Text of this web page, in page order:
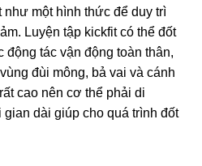
như một hình thức để duy trì
Luyện tập kickfit có thể đốt
động tác vận động toàn thân,
đùi mông, bả vai và cánh
cao nên cơ thể phải di
dài giúp cho quá trình đốt